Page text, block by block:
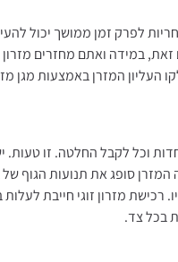
לפרק זמן ממושך יכול
במידה ואתם מחזרים
העליון המזרן באמצעות
וכל לקבל החלטה. זו טעות.
סופג את תנועות הגוף של
רכישת מזרון זוגי חייבת
בכל צד.